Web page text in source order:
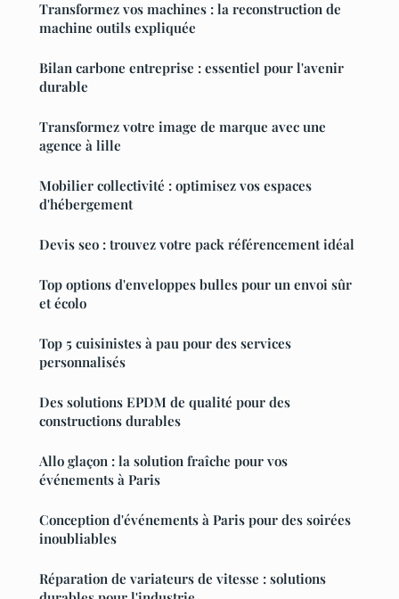
Transformez vos machines : la reconstruction de
machine outils expliquée
Bilan carbone entreprise : essentiel pour l'avenir
durable
Transformez votre image de marque avec une
agence à lille
Mobilier collectivité : optimisez vos espaces
d'hébergement
Devis seo : trouvez votre pack référencement idéal
Top options d'enveloppes bulles pour un envoi sûr
et écolo
Top 5 cuisinistes à pau pour des services
personnalisés
Des solutions EPDM de qualité pour des
constructions durables
Allo glaçon : la solution fraîche pour vos
événements à Paris
Conception d'événements à Paris pour des soirées
inoubliables
Réparation de variateurs de vitesse : solutions